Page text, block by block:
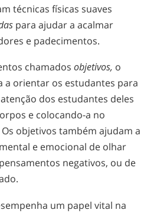
técnicas físicas suaves
para ajudar a acalmar
e padecimentos.
chamados objetivos, o
a orientar os estudantes para
dos estudantes deles
e colocando-a no
objetivos também ajudam a
e emocional de olhar
negativos, ou de
um papel vital na